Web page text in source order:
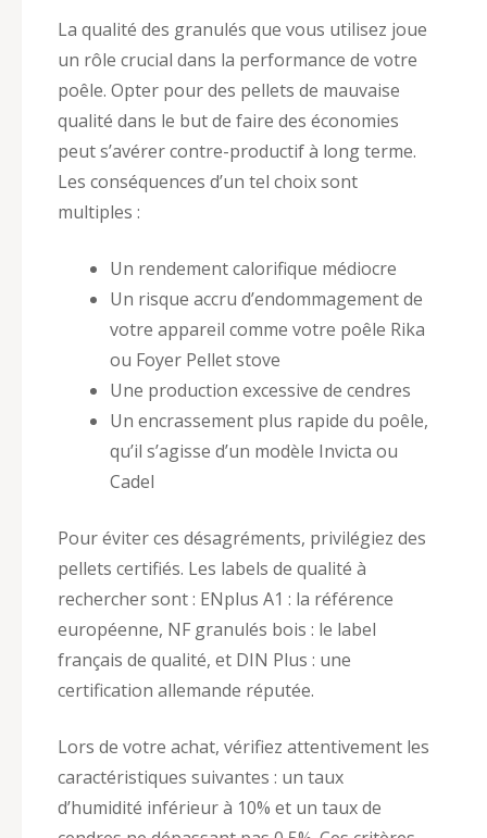
La qualité des granulés que vous utilisez joue
un rôle crucial dans la performance de votre
poêle. Opter pour des pellets de mauvaise
qualité dans le but de faire des économies
peut s’avérer contre-productif à long terme.
Les conséquences d’un tel choix sont
multiples :
Un rendement calorifique médiocre
Un risque accru d’endommagement de
votre appareil comme votre poêle Rika
ou Foyer Pellet stove
Une production excessive de cendres
Un encrassement plus rapide du poêle,
qu’il s’agisse d’un modèle Invicta ou
Cadel
Pour éviter ces désagréments, privilégiez des
pellets certifiés. Les labels de qualité à
rechercher sont : ENplus A1 : la référence
européenne, NF granulés bois : le label
français de qualité, et DIN Plus : une
certification allemande réputée.
Lors de votre achat, vérifiez attentivement les
caractéristiques suivantes : un taux
d’humidité inférieur à 10% et un taux de